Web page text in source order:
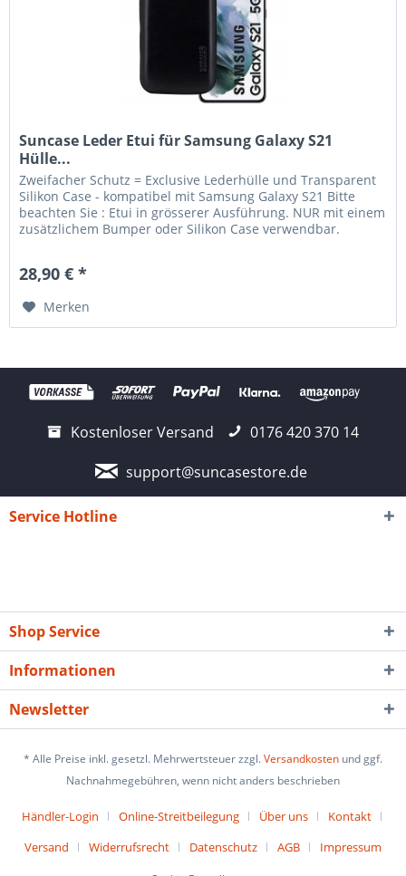
Suncase Leder Etui für Samsung Galaxy S21
Hülle...
Zweifacher Schutz = Exclusive Lederhülle und Transparent
Silikon Case - kompatibel mit Samsung Galaxy S21 Bitte
beachten Sie : Etui in grösserer Ausführung. NUR mit einem
zusätzlichem Bumper oder Silikon Case verwendbar.
28,90 € *
Merken
Kostenloser Versand
0176 420 370 14
support@suncasestore.de
Service Hotline
Shop Service
Informationen
Newsletter
* Alle Preise inkl. gesetzl. Mehrwertsteuer zzgl.Versandkosten und ggf.
Nachnahmegebühren, wenn nicht anders beschrieben
Händler-Login Online-Streitbeilegung Über uns
Kontakt
Versand
Widerrufsrecht Datenschutz AGB Impressum